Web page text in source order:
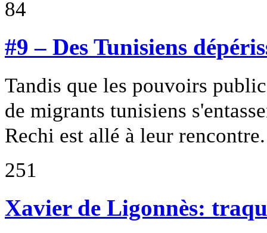
84
#9 – Des Tunisiens
Tandis que les pouvoirs
de migrants tunisiens
Rechi est allé à leur rencontre.
251
Xavier de Ligonnès: